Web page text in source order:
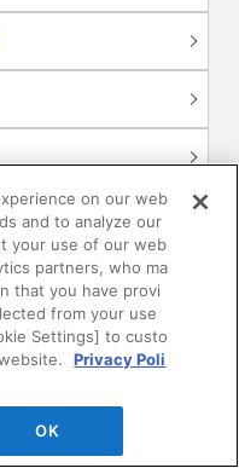
on our web
and to analyze our
your use of our web
partners, who ma
that you have provi
from your use
Settings] to custo
Privacy Poli
OK